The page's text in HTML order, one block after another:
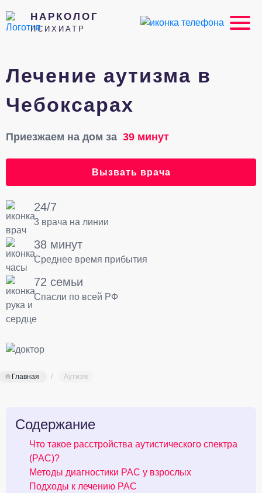
НАРКОЛОГ
ПСИХИАТР
Лечение аутизма в
Чебоксарах
Приезжаем на дом за 39 минут
Вызвать врача
24/7
3 врача на линии
38 минут
Среднее время прибытия
72 семьи
Спасли по всей РФ
Главная Аутизм
Содержание
Что такое расстройства аутистического спектра
(РАС)?
Методы диагностики РАС у взрослых
Подходы к лечению РАС